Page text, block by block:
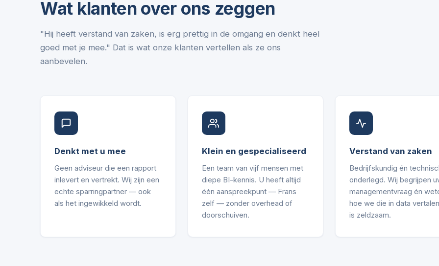
Wat klanten over ons zeggen
"Hij heeft verstand van zaken, is erg prettig in de omgang en denkt heel
goed met je mee." Dat is wat onze klanten vertellen als ze ons
aanbevelen.
Denkt met u mee
Geen adviseur die een rapport
inlevert en vertrekt. Wij zijn een
echte sparringpartner — ook
als het ingewikkeld wordt.
Klein en gespecialiseerd
Een team van vijf mensen met
diepe BI-kennis. U heeft altijd
één aanspreekpunt — Frans
zelf — zonder overhead of
doorschuiven.
Verstand van zaken
Bedrijfskundig én
onderlegd. Wij begrijpen
managementvraag én
hoe we die in data
is zeldzaam.